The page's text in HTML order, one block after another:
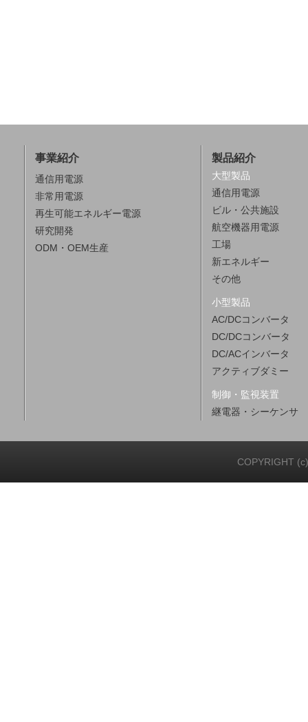
事業紹介
通信用電源
非常用電源
再生可能エネルギー電源
研究開発
ODM・OEM生産
製品紹介
大型製品
通信用電源
ビル・公共施設
航空機器用電源
工場
新エネルギー
その他
小型製品
AC/DCコンバータ
DC/DCコンバータ
DC/ACインバータ
アクティブダミー
制御・監視装置
継電器・シーケンサ
COPYRIGHT